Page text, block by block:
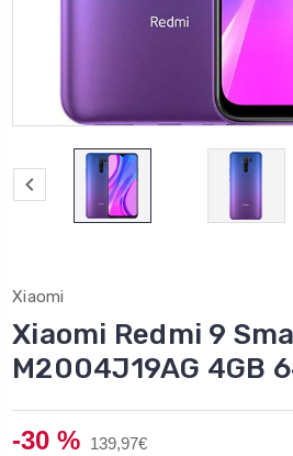
Xiaomi
Xiaomi Redmi 9
M2004J19AG 4GB
-30 % 139,97€